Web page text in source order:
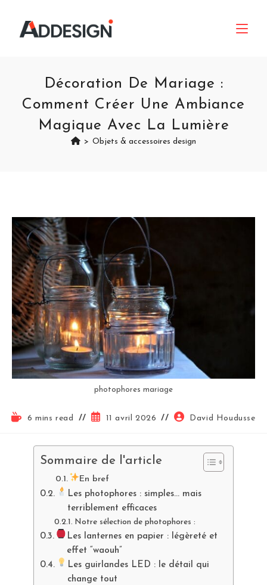
Décoration De Mariage :
Comment Créer Une Ambiance
Magique Avec La Lumière
> Objets & accessoires design
photophores mariage
6 mins read 11 avril 2026 David Houdusse
Sommaire de l'article
En bref
Les photophores : simples… mais
terriblement efficaces
Notre sélection de photophores :
Les lanternes en papier : légèreté et
effet “waouh”
Les guirlandes LED : le détail qui
change tout